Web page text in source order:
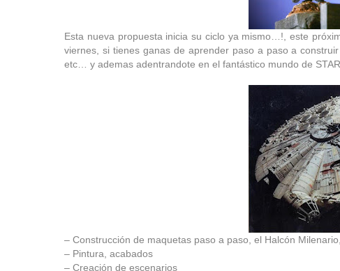
Esta nueva propuesta inicia su ciclo ya mismo…!, este
viernes, si tienes ganas de aprender paso a paso a
etc… y ademas adentrandote en el fantástico mundo de
– Construcción de maquetas paso a paso, el Halcón
– Pintura, acabados
– Creación de escenarios